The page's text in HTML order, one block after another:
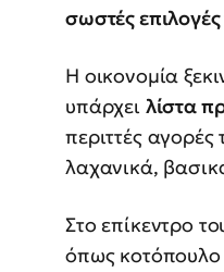
σωστές
Η οικονομία
υπάρχει λίστα
περιττές
λαχανικά,
Στο επίκεντρο
όπως κοτόπουλο